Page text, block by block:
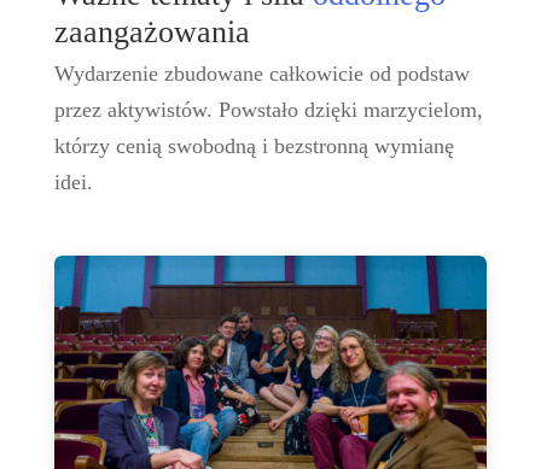
zaangażowania
Wydarzenie zbudowane całkowicie od podstaw
przez aktywistów. Powstało dzięki marzycielom,
którzy cenią swobodną i bezstronną wymianę
idei.